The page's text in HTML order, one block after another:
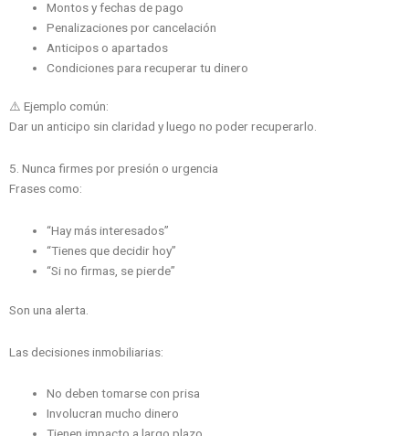
Montos y fechas de pago
Penalizaciones por cancelación
Anticipos o apartados
Condiciones para recuperar tu dinero
⚠️ Ejemplo común:
Dar un anticipo sin claridad y luego no poder recuperarlo.
5. Nunca firmes por presión o urgencia
Frases como:
“Hay más interesados”
“Tienes que decidir hoy”
“Si no firmas, se pierde”
Son una alerta.
Las decisiones inmobiliarias:
No deben tomarse con prisa
Involucran mucho dinero